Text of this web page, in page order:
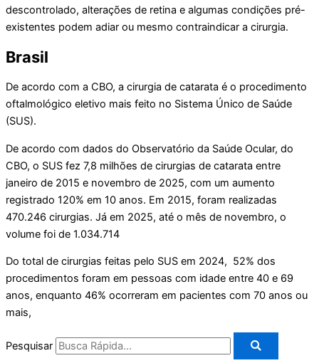
descontrolado, alterações de retina e algumas condições pré-
existentes podem adiar ou mesmo contraindicar a cirurgia.
Brasil
De acordo com a CBO, a cirurgia de catarata é o procedimento
oftalmológico eletivo mais feito no Sistema Único de Saúde
(SUS).
De acordo com dados do Observatório da Saúde Ocular, do
CBO, o SUS fez 7,8 milhões de cirurgias de catarata entre
janeiro de 2015 e novembro de 2025, com um aumento
registrado 120% em 10 anos. Em 2015, foram realizadas
470.246 cirurgias. Já em 2025, até o mês de novembro, o
volume foi de 1.034.714
Do total de cirurgias feitas pelo SUS em 2024, 52% dos
procedimentos foram em pessoas com idade entre 40 e 69
anos, enquanto 46% ocorreram em pacientes com 70 anos ou
mais,
Pesquisar